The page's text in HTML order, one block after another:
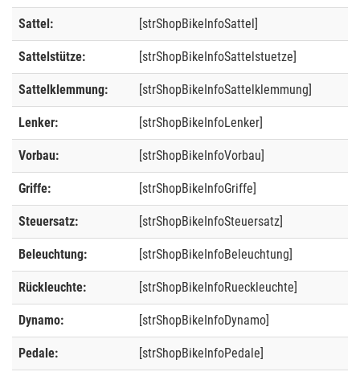
Sattel: [strShopBikeInfoSattel]
Sattelstütze: [strShopBikeInfoSattelstuetze]
Sattelklemmung: [strShopBikeInfoSattelklemmung]
Lenker: [strShopBikeInfoLenker]
Vorbau: [strShopBikeInfoVorbau]
Griffe: [strShopBikeInfoGriffe]
Steuersatz: [strShopBikeInfoSteuersatz]
Beleuchtung: [strShopBikeInfoBeleuchtung]
Rückleuchte: [strShopBikeInfoRueckleuchte]
Dynamo: [strShopBikeInfoDynamo]
Pedale: [strShopBikeInfoPedale]